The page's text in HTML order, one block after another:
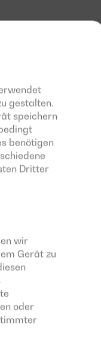
gestalten.
speichern
benötigen
Dritter
wir
Gerät zu
oder
spezielle
zuverlässige
verzichtet